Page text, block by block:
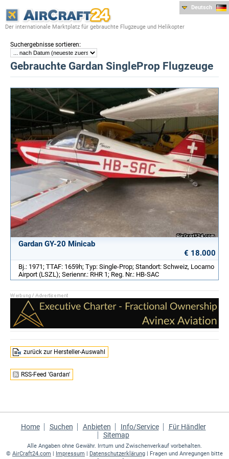
Der internationale Marktplatz für gebrauchte Flugzeuge und Helikopter
Deutsch
Suchergebnisse sortieren:
Gebrauchte Gardan SingleProp Flugzeuge
Gardan GY-20 Minicab
€ 18.000
Bj.: 1971; TTAF: 1659h; Typ: Single-Prop; Standort: Schweiz, Locarno
Airport (LSZL); Seriennr.: RHR 1; Reg. Nr.: HB-SAC
zurück zur Hersteller-Auswahl
RSS-Feed 'Gardan'
Home Suchen Anbieten Info/Service
Für Händler
Sitemap
Alle Angaben ohne Gewähr. Irrtum und Zwischenverkauf vorbehalten.
© AirCraft24.com Impressum Datenschutzerklärung | Fragen und Anregungen bitte